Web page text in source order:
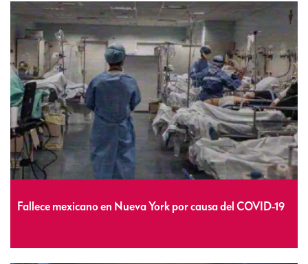
Fallece mexicano en Nueva York por causa del COVID-19